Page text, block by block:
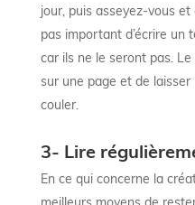
jour, puis asseyez-vous et
pas important d’écrire un
car ils ne le seront pas.
sur une page et de
couler.
3- Lire
En ce qui concerne la
meilleurs moyens de